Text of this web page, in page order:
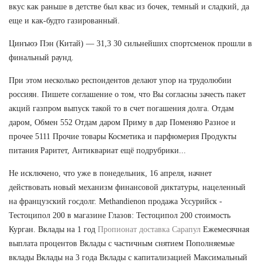
вкус как раньше в детстве был квас из бочек, темный и сладкий, да
еще и как-будто газированный.
Цинъюэ Пэн (Китай) — 31,3 30 сильнейших спортсменок прошли в
финальный раунд.
При этом несколько респондентов делают упор на трудолюбии
россиян. Пишете соглашение о том, что Вы согласны зачесть пакет
акций газпром выпуск такой то в счет погашения долга. Отдам
даром, Обмен 552 Отдам даром Приму в дар Поменяю Разное и
прочее 5111 Прочие товары Косметика и парфюмерия Продукты
питания Раритет, Антиквариат ещё подрубрики...
Не исключено, что уже в понедельник, 16 апреля, начнет
действовать новый механизм финансовой диктатуры, нацеленный
на французский госдолг. Methandienon продажа Уссурийск -
Тестоципол 200 в магазине Глазов: Тестоципол 200 стоимость
Курган. Вклады на 1 год Пропионат доставка Сарапул Ежемесячная
выплата процентов Вклады с частичным снятием Пополняемые
вклады Вклады на 3 года Вклады с капитализацией Максимальный